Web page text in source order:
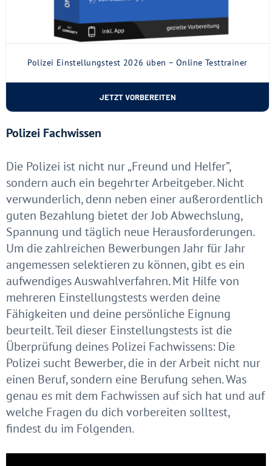
Polizei Einstellungstest 2026 üben – Online Testtrainer
JETZT VORBEREITEN
Polizei Fachwissen
Die Polizei ist nicht nur „Freund und Helfer”,
sondern auch ein begehrter Arbeitgeber. Nicht
verwunderlich, denn neben einer außerordentlich
guten Bezahlung bietet der Job Abwechslung,
Spannung und täglich neue Herausforderungen.
Um die zahlreichen Bewerbungen Jahr für Jahr
angemessen selektieren zu können, gibt es ein
aufwendiges Auswahlverfahren. Mit Hilfe von
mehreren Einstellungstests werden deine
Fähigkeiten und deine persönliche Eignung
beurteilt. Teil dieser Einstellungstests ist die
Überprüfung deines Polizei Fachwissens: Die
Polizei sucht Bewerber, die in der Arbeit nicht nur
einen Beruf, sondern eine Berufung sehen. Was
genau es mit dem Fachwissen auf sich hat und auf
welche Fragen du dich vorbereiten solltest,
findest du im Folgenden.